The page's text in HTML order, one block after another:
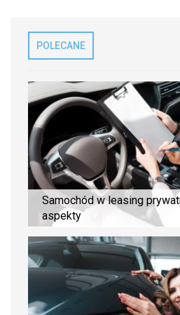
POLECANE
Samochód w leasing
aspekty